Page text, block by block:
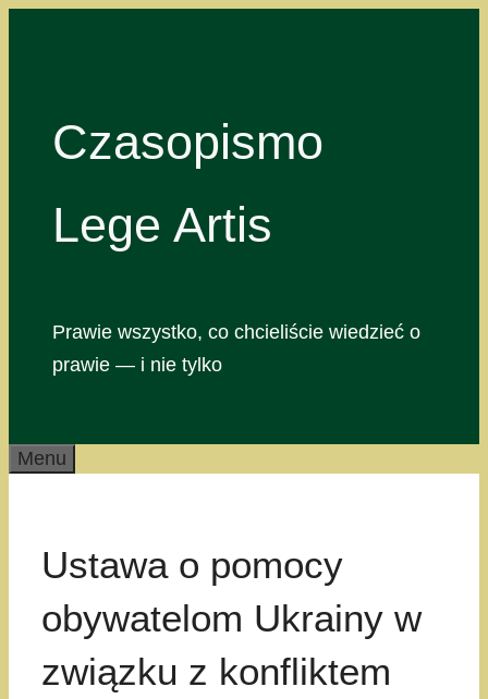
Czasopismo
Lege Artis
Prawie wszystko, co chcieliście wiedzieć o
prawie — i nie tylko
Menu
Ustawa o pomocy
obywatelom Ukrainy w
związku z konfliktem